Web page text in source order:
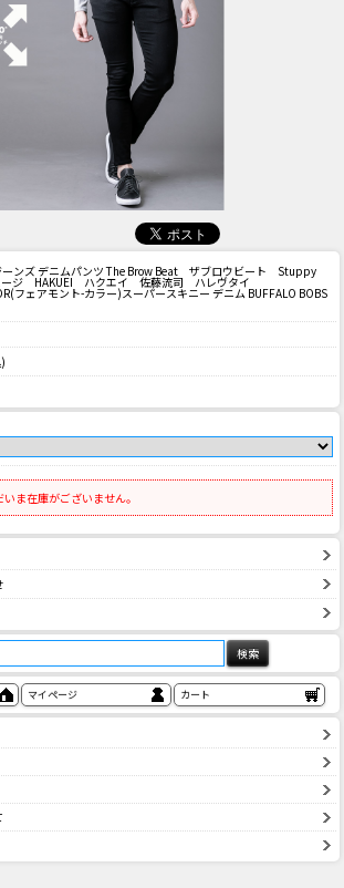
ーンズ デニムパンツ The Brow Beat ザブロウビート Stuppy
ジ HAKUEI ハクエイ 佐藤流司 ハレヴタイ
フェアモント-カラー)スーパースキニー デニム BUFFALO BOBS
ま在庫がございません。
マイページ カート